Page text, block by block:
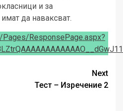
и за
да наваксват.
ResponsePage.aspx?
Next
Тест – Изречение 2